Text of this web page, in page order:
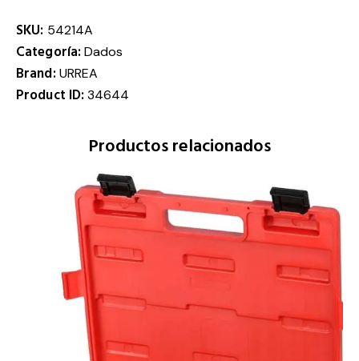
SKU: 54214A
Categoría:Dados
Brand: URREA
Product ID:34644
Productos relacionados